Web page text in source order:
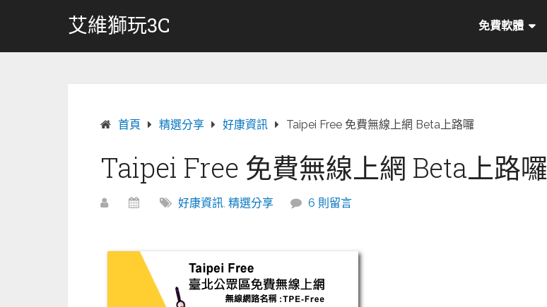
艾維獅玩3C 免費軟體
首頁 精選分享 好康資訊 Taipei Free 免費無線上網 Beta上路囉
Taipei Free 免費無線上網 Beta上路囉
好康資訊, 精選分享 6 則留言